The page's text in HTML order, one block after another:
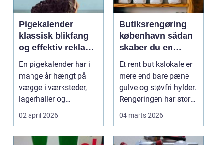
Pigekalender
klassisk blikfang
og effektiv reklame
året rundt
En pigekalender har i
mange år hængt på
vægge i værksteder,
lagerhaller og
frokoststuer over hele
02 april 2026
Butiksrengøring
københavn sådan
skaber du en
butik, kunderne
har lyst til at
komme tilbage til
Et rent butikslokale er
mere end bare pæne
gulve og støvfri hylder.
Rengøringen har stor
betydning f...
04 marts 2026